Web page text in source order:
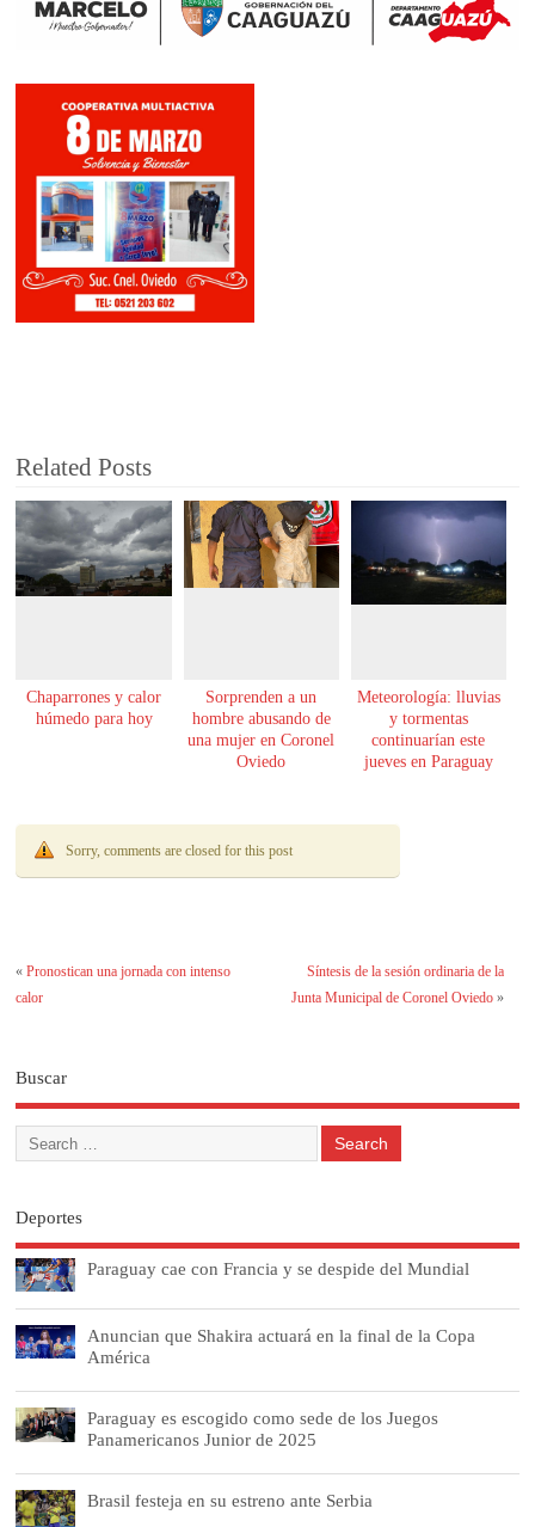
Related Posts
Chaparrones y calor
húmedo para hoy
Sorprenden a un
hombre abusando de
una mujer en Coronel
Oviedo
Meteorología: lluvias
y tormentas
continuarían este
jueves en Paraguay
Sorry, comments are closed for this post
«Pronostican una jornada con intenso
calor
Síntesis de la sesión ordinaria de la
Junta Municipal de Coronel Oviedo»
Buscar
Deportes
Paraguay cae con Francia y se despide del Mundial
Anuncian que Shakira actuará en la final de la Copa
América
Paraguay es escogido como sede de los Juegos
Panamericanos Junior de 2025
Brasil festeja en su estreno ante Serbia